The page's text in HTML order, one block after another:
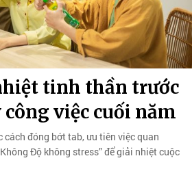
tinh thần trước
việc cuối năm
cách đóng bớt tab, ưu tiên việc quan
Độ không stress” để giải nhiệt cuộc